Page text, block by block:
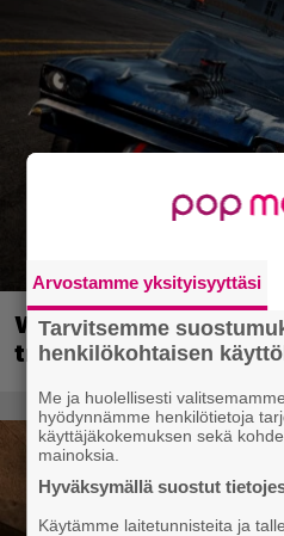
Wreckfest 2 sai
trailerin
Arvostamme yksityisyyttäsi
Tarvitsemme
henkilökohtaisen
Me ja huolellisesti
hyödynnämme henkilötietoja
käyttäjäkokemuksen sekä
mainoksia.
Hyväksymällä suostut
Käytämme laitetunnisteita ja